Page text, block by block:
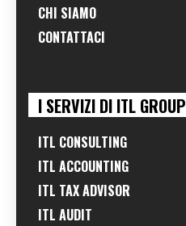
CHI SIAMO
CONTATTACI
I SERVIZI DI ITL GROUP
ITL CONSULTING
ITL ACCOUNTING
ITL TAX ADVISOR
ITL AUDIT